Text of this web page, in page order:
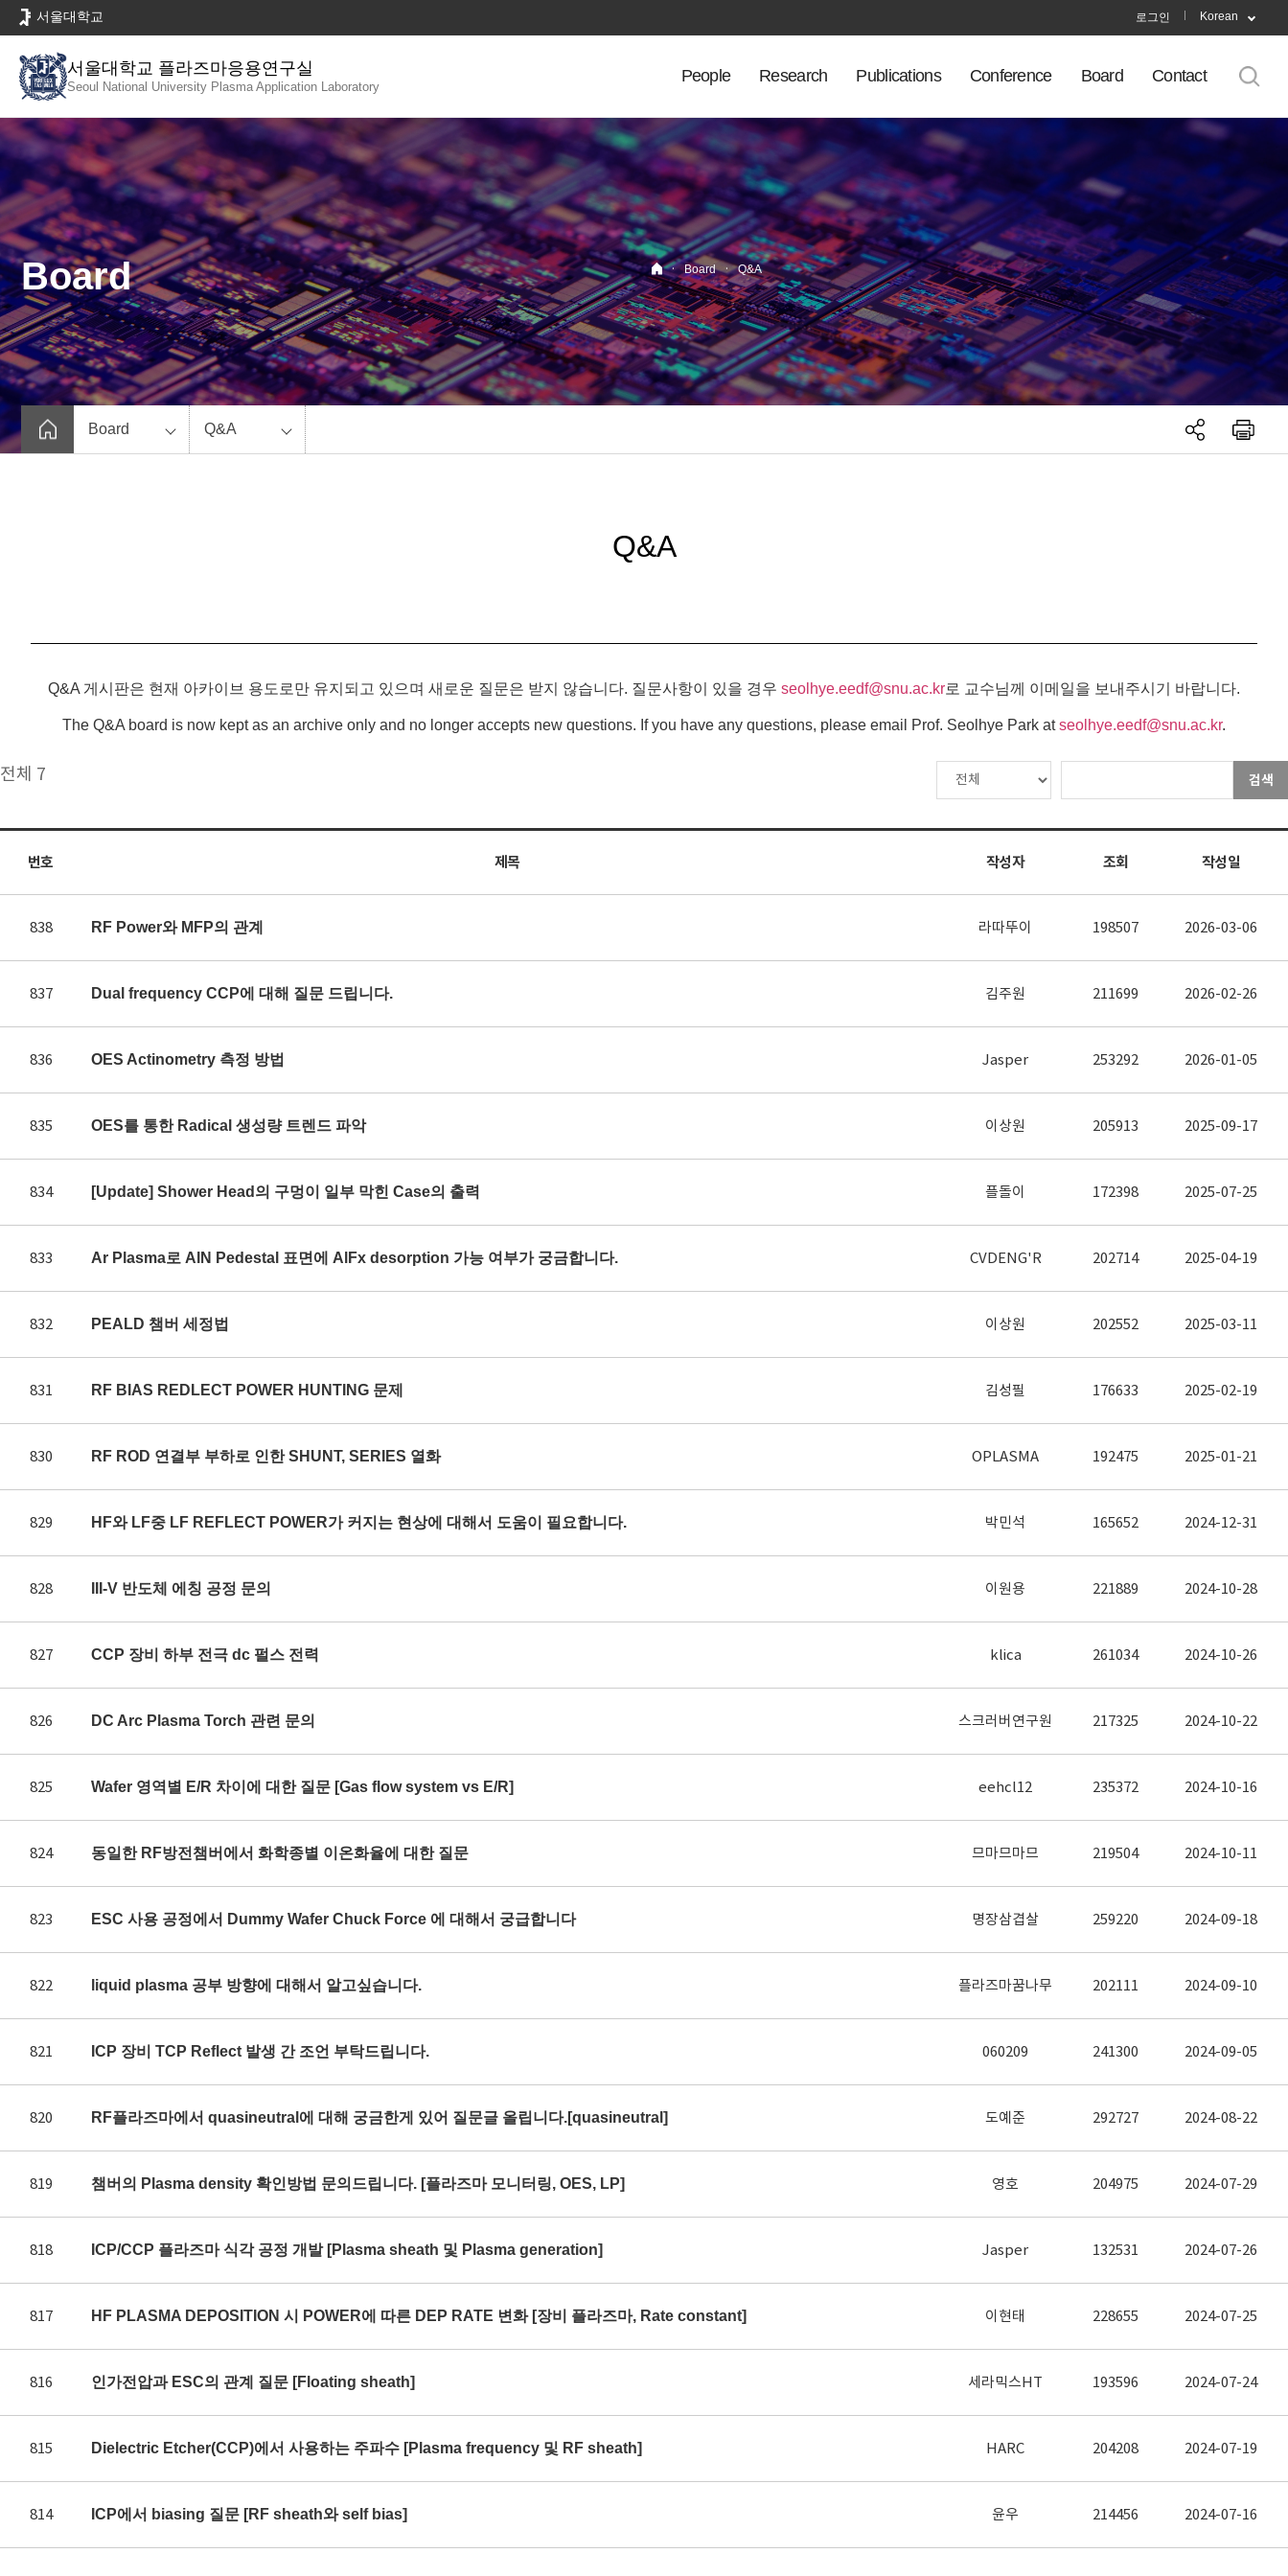
로
뉴
서울대학교 로그인 Korean
서울대학교 플라즈마응용연구실
Seoul National University Plasma Application Laboratory
People Research Publications Conference Board Contact
Board · Board · Q&A
Board Q&A
Q&A
Q&A 게시판은 현재 아카이브 용도로만 유지되고 있으며 새로운 질문은 받지 않습니다. 질문사항이 있을 경우 seolhye.eedf@snu.ac.kr로 교수님께 이메일을 보내주시기 바랍니다.
The Q&A board is now kept as an archive only and no longer accepts new questions. If you have any questions, please email Prof. Seolhye Park atseolhye.eedf@snu.ac.kr.
전체 7 검색
번호 제목 작성자 조회 작성일
838 RF Power와 MFP의 관계 라따뚜이 198507 2026-03-06
837 Dual frequency CCP에 대해 질문 드립니다. 김주원 211699 2026-02-26
836 OES Actinometry 측정 방법 Jasper 253292 2026-01-05
835 OES를 통한 Radical 생성량 트렌드 파악 이상원 205913 2025-09-17
834 [Update] Shower Head의 구멍이 일부 막힌 Case의 출력 플돌이 172398 2025-07-25
833 Ar Plasma로 AlN Pedestal 표면에 AlFx desorption 가능 여부가 궁금합니다. CVDENG'R 202714 2025-04-19
832 PEALD 챔버 세정법 이상원 202552 2025-03-11
831 RF BIAS REDLECT POWER HUNTING 문제 김성필 176633 2025-02-19
830 RF ROD 연결부 부하로 인한 SHUNT, SERIES 열화 OPLASMA 192475 2025-01-21
829 HF와 LF중 LF REFLECT POWER가 커지는 현상에 대해서 도움이 필요합니다. 박민석 165652 2024-12-31
828 III-V 반도체 에칭 공정 문의 이원용 221889 2024-10-28
827 CCP 장비 하부 전극 dc 펄스 전력 klica 261034 2024-10-26
826 DC Arc Plasma Torch 관련 문의 스크러버연구원 217325 2024-10-22
825 Wafer 영역별 E/R 차이에 대한 질문 [Gas flow system vs E/R] eehcl12 235372 2024-10-16
824 동일한 RF방전챔버에서 화학종별 이온화율에 대한 질문 므마므마므 219504 2024-10-11
823 ESC 사용 공정에서 Dummy Wafer Chuck Force 에 대해서 궁급합니다 명장삼겹살 259220 2024-09-18
822 liquid plasma 공부 방향에 대해서 알고싶습니다. 플라즈마꿈나무 202111 2024-09-10
821 ICP 장비 TCP Reflect 발생 간 조언 부탁드립니다. 060209 241300 2024-09-05
820 RF플라즈마에서 quasineutral에 대해 궁금한게 있어 질문글 올립니다.[quasineutral] 도예준 292727 2024-08-22
819 챔버의 Plasma density 확인방법 문의드립니다. [플라즈마 모니터링, OES, LP] 영호 204975 2024-07-29
818 ICP/CCP 플라즈마 식각 공정 개발 [Plasma sheath 및 Plasma generation] Jasper 132531 2024-07-26
817 HF PLASMA DEPOSITION 시 POWER에 따른 DEP RATE 변화 [장비 플라즈마, Rate constant] 이현태 228655 2024-07-25
816 인가전압과 ESC의 관계 질문 [Floating sheath] 세라믹스HT 193596 2024-07-24
815 Dielectric Etcher(CCP)에서 사용하는 주파수 [Plasma frequency 및 RF sheath] HARC 204208 2024-07-19
814 ICP에서 biasing 질문 [RF sheath와 self bias] 윤우 214456 2024-07-16